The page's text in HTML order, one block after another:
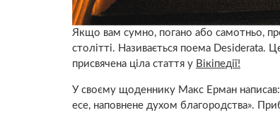
Якщо вам сумно, погано або самотньо,
столітті. Називається поема Desiderata.
присвячена ціла стаття у Вікіпедії!
У своєму щоденнику Макс Ерман
есе, наповнене духом благородства».